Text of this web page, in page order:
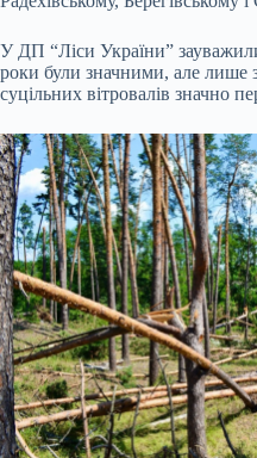
У ДП “Ліси України”
роки були значними, але лише
суцільних вітровалів значно